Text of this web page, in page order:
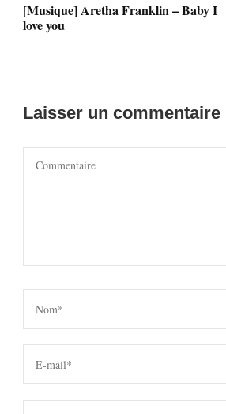
[Musique] Aretha Franklin – Baby I
love you
Laisser un commentaire